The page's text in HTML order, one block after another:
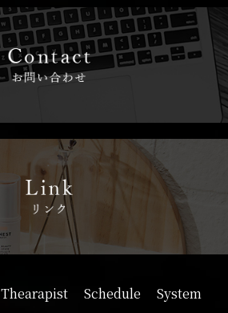
Thearapist Schedule
System